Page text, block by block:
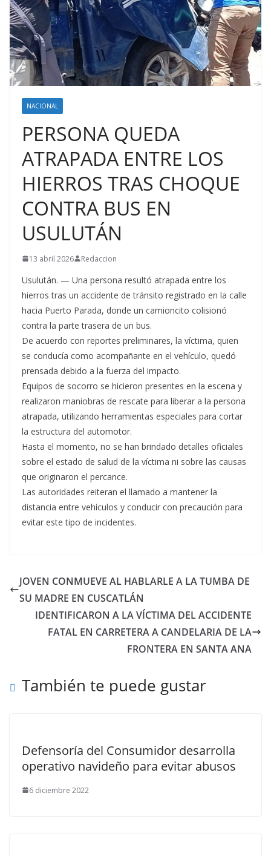
NACIONAL
PERSONA QUEDA
ATRAPADA ENTRE LOS
HIERROS TRAS CHOQUE
CONTRA BUS EN
USULUTÁN
13 abril 2026 Redaccion
Usulután. — Una persona resultó atrapada entre los
hierros tras un accidente de tránsito registrado en la calle
hacia Puerto Parada, donde un camioncito colisionó
contra la parte trasera de un bus.
De acuerdo con reportes preliminares, la víctima, quien
se conducía como acompañante en el vehículo, quedó
prensada debido a la fuerza del impacto.
Equipos de socorro se hicieron presentes en la escena y
realizaron maniobras de rescate para liberar a la persona
atrapada, utilizando herramientas especiales para cortar
la estructura del automotor.
Hasta el momento, no se han brindado detalles oficiales
sobre el estado de salud de la víctima ni sobre las causas
que originaron el percance.
Las autoridades reiteran el llamado a mantener la
distancia entre vehículos y conducir con precaución para
evitar este tipo de incidentes.
JOVEN CONMUEVE AL HABLARLE A LA TUMBA DE
SU MADRE EN CUSCATLÁN
IDENTIFICARON A LA VÍCTIMA DEL ACCIDENTE
FATAL EN CARRETERA A CANDELARIA DE LA
FRONTERA EN SANTA ANA
También te puede gustar
Defensoría del Consumidor desarrolla
operativo navideño para evitar abusos
6 diciembre 2022